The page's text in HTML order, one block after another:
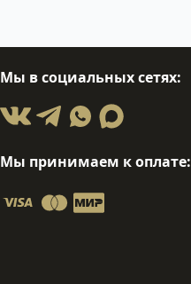
Мы в социальных сетях:
Мы принимаем к оплате: